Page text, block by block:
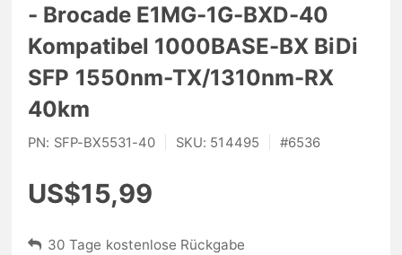
- Brocade E1MG-1G-BXD-40
Kompatibel 1000BASE-BX BiDi
SFP 1550nm-TX/1310nm-RX
40km
PN: SFP-BX5531-40 SKU: 514495 #6536
US$15,99
30 Tage kostenlose Rückgabe